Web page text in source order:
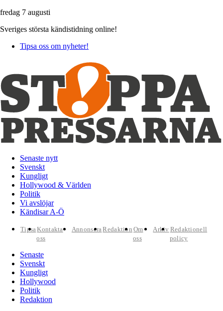
fredag 7 augusti
Sveriges största kändistidning online!
Tipsa oss om nyheter!
Senaste nytt
Svenskt
Kungligt
Hollywood & Världen
Politik
Vi avslöjar
Kändisar A-Ö
TipsaKontakta
oss
AnnonseraRedaktion Om
oss
Arkiv Redaktionell
policy
Senaste
Svenskt
Kungligt
Hollywood
Politik
Redaktion